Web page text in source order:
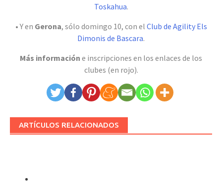
Toskahua.
• Y en Gerona, sólo domingo 10, con el Club de Agility Els
Dimonis de Bascara.
Más información e inscripciones en los enlaces de los
clubes (en rojo).
ARTÍCULOS RELACIONADOS